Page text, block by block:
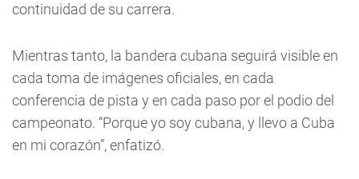
continuidad de su carrera.
Mientras tanto, la bandera cubana seguirá visible en
cada toma de imágenes oficiales, en cada
conferencia de pista y en cada paso por el podio del
campeonato. “Porque yo soy cubana, y llevo a Cuba
en mi corazón”, enfatizó.